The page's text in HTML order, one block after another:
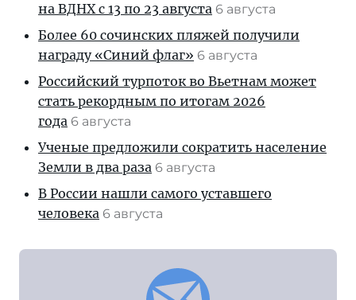
на ВДНХ с 13 по 23 августа 6 августа
Более 60 сочинских пляжей получили
награду «Синий флаг» 6 августа
Российский турпоток во Вьетнам может
стать рекордным по итогам 2026
года 6 августа
Ученые предложили сократить население
Земли в два раза 6 августа
В России нашли самого уставшего
человека 6 августа